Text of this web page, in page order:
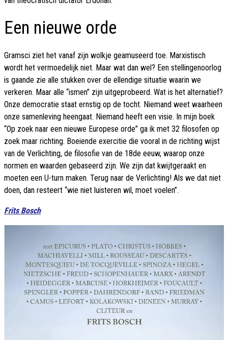
Een nieuwe orde
Gramsci ziet het vanaf zijn wolkje geamuseerd toe. Marxistisch
wordt het vermoedelijk niet. Maar wat dan wel? Een stellingenoorlog
is gaande zie alle stukken over de ellendige situatie waarin we
verkeren. Maar alle “ismen” zijn uitgeprobeerd. Wat is het alternatief?
Onze democratie staat ernstig op de tocht. Niemand weet waarheen
onze samenleving heengaat. Niemand heeft een visie. In mijn boek
“Op zoek naar een nieuwe Europese orde” ga ik met 32 filosofen op
zoek maar richting. Boeiende exercitie die vooral in de richting wijst
van de Verlichting, de filosofie van de 18de eeuw, waarop onze
normen en waarden gebaseerd zijn. We zijn dat kwijtgeraakt en
moeten een U-turn maken. Terug naar de Verlichting! Als we dat niet
doen, dan resteert “wie niet luisteren wil, moet voelen”.
Frits Bosch